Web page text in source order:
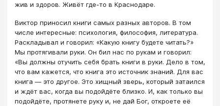
жив и здоров. Живёт где-то в Краснодаре.
Виктор приносил книги самых разных авторов. В том
числе интересные: психология, философия, литература.
Раскладывал и говорил: «Какую книгу будете читать?»
Мы протягивали руки. Он бил нас по рукам и говорил:
«Вы должны отучить себя брать книги в руки. Дело в том,
что вам кажется, что книга это источник знаний. Для вас
книга — это другое. Это хищный зверь, который затаился
и ждёт вас, когда вы подойдёте близко. И, как только вы
подойдёте, протянете руку и, не дай Бог, откроете её